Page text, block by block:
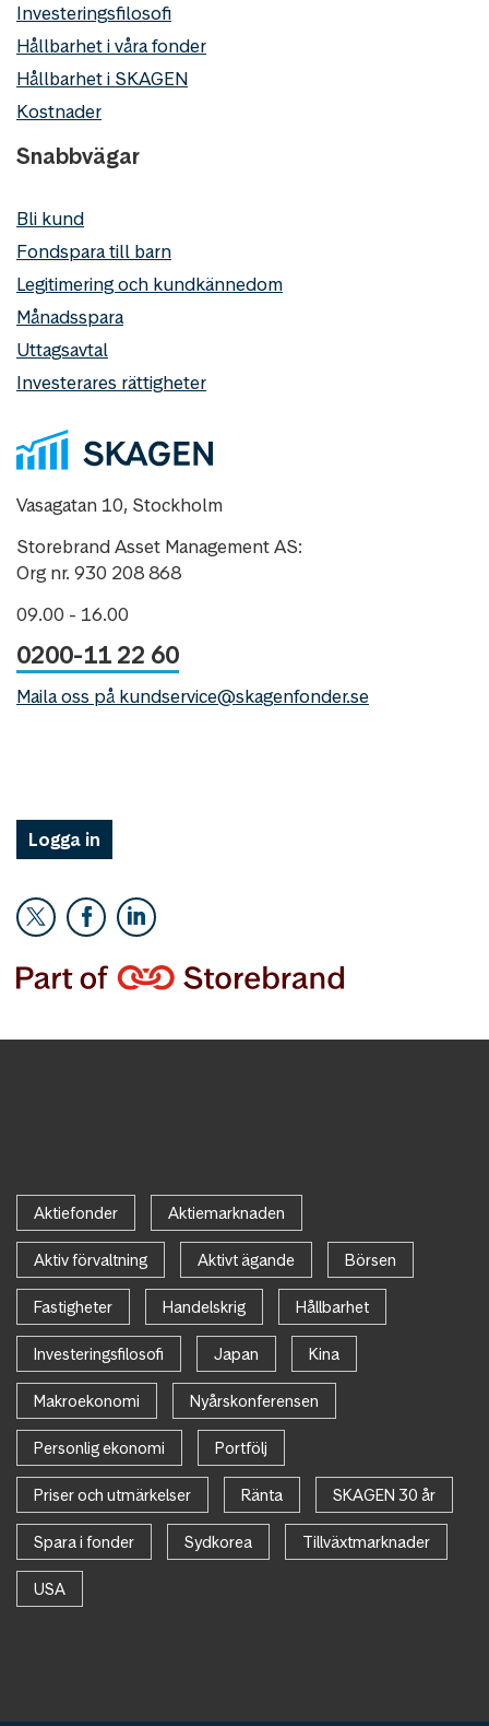
Investeringsfilosofi
Hållbarhet i våra fonder
Hållbarhet i SKAGEN
Kostnader
Snabbvägar
Bli kund
Fondspara till barn
Legitimering och kundkännedom
Månadsspara
Uttagsavtal
Investerares rättigheter
Vasagatan 10, Stockholm
Storebrand Asset Management AS:
Org nr. 930 208 868
09.00 - 16.00
0200-11 22 60
Maila oss på kundservice@skagenfonder.se
Logga in
Aktiefonder Aktiemarknaden
Aktiv förvaltning Aktivt ägande Börsen
Fastigheter Handelskrig Hållbarhet
Investeringsfilosofi Japan Kina
Makroekonomi Nyårskonferensen
Personlig ekonomi Portfölj
Priser och utmärkelser Ränta SKAGEN 30 år
Spara i fonder Sydkorea Tillväxtmarknader
USA